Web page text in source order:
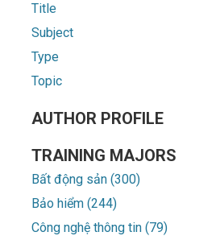
Title
Subject
Type
Topic
AUTHOR PROFILE
TRAINING MAJORS
Bất động sản (300)
Bảo hiểm (244)
Công nghệ thông tin (79)